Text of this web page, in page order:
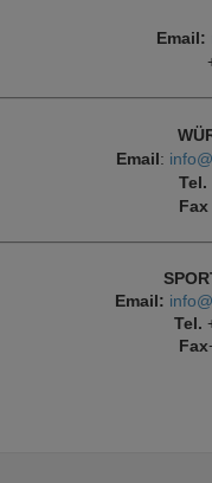
Email:
Email:
Tel.
Fax
Email:
Tel.
Fax